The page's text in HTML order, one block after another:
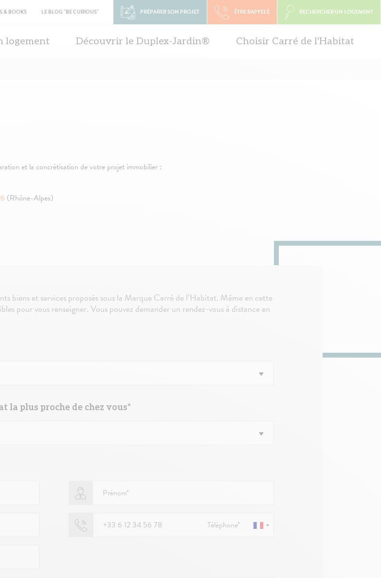
& BOOKS LE BLOG "BE CURIOUS" PRÉPARER SON PROJET ÊTRE RAPPELÉ RECHERCHER UN LOGEMENT
logement Découvrir le Duplex-Jardin® Choisir Carré de l'Habitat
et la concrétisation de votre projet immobilier :
(Rhône-Alpes)
biens et services proposés sous la Marque Carré de l’Habitat. Même en cette
pour vous renseigner. Vous pouvez demander un rendez-vous à distance en
la plus proche de chez vous*
Prénom*
Téléphone*